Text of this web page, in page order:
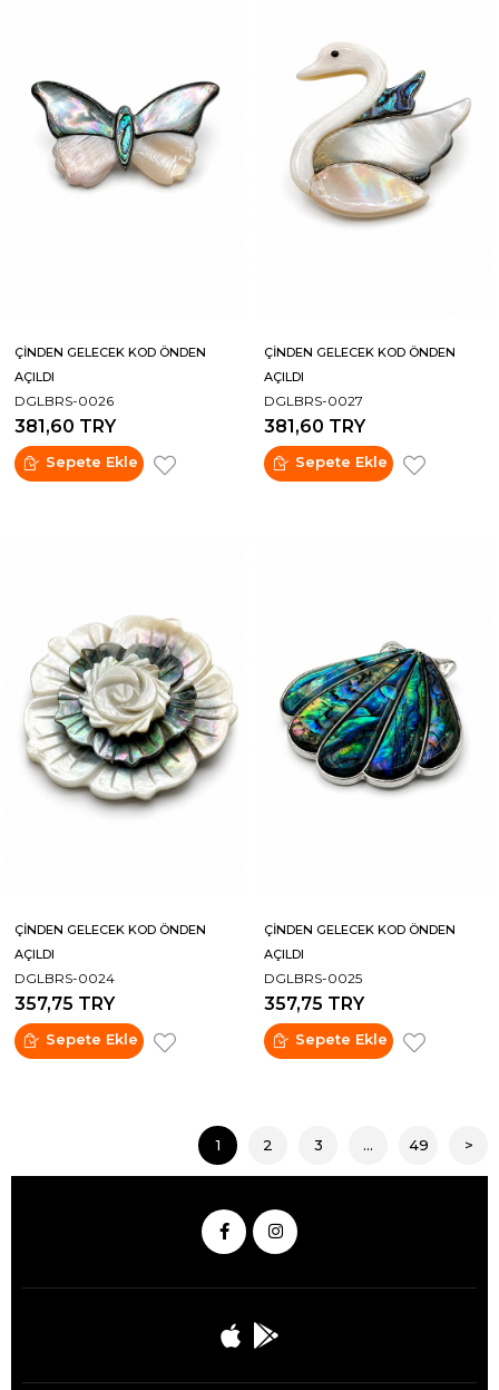
ÇİNDEN GELECEK KOD ÖNDEN
AÇILDI
DGLBRS-0026
381,60 TRY
Sepete Ekle
ÇİNDEN GELECEK KOD ÖNDEN
AÇILDI
DGLBRS-0027
381,60 TRY
Sepete Ekle
ÇİNDEN GELECEK KOD ÖNDEN
AÇILDI
DGLBRS-0024
357,75 TRY
Sepete Ekle
ÇİNDEN GELECEK KOD ÖNDEN
AÇILDI
DGLBRS-0025
357,75 TRY
Sepete Ekle
1 2 3 ... 49 >